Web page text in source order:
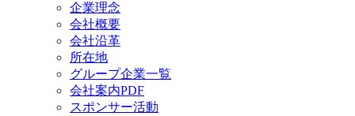
企業理念
会社概要
会社沿革
所在地
グループ企業一覧
会社案内PDF
スポンサー活動